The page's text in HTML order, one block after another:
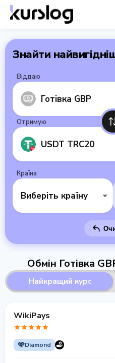
Знайти
Віддаю
Готівка GBP
Отримую
USDT TRC20
Країна
Виберіть країну
Обмін Готівка
Найкращий курс
WikiPays
Diamond